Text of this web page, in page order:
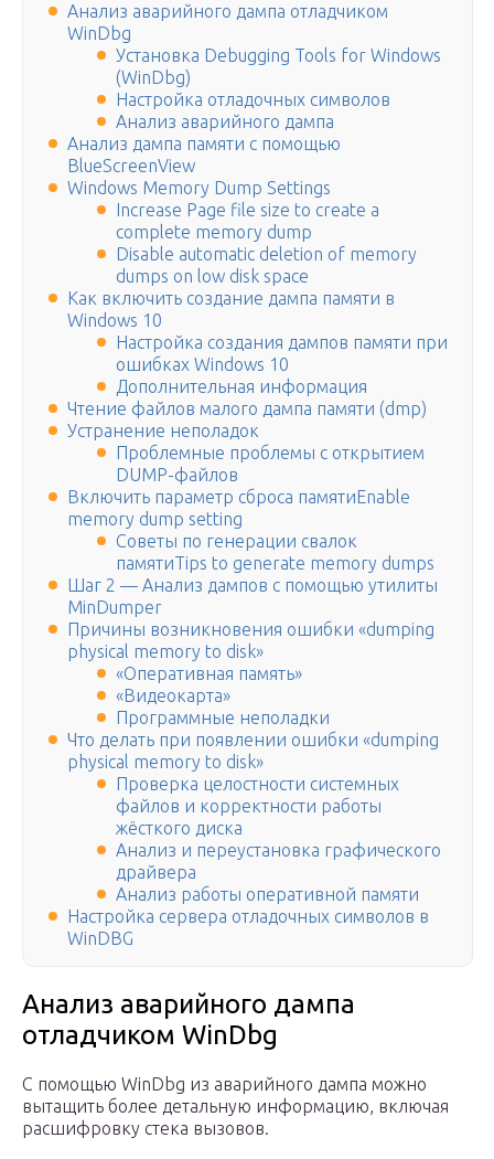
Анализ аварийного дампа отладчиком
WinDbg
Установка Debugging Tools for Windows
(WinDbg)
Настройка отладочных символов
Анализ аварийного дампа
Анализ дампа памяти с помощью
BlueScreenView
Windows Memory Dump Settings
Increase Page file size to create a
complete memory dump
Disable automatic deletion of memory
dumps on low disk space
Как включить создание дампа памяти в
Windows 10
Настройка создания дампов памяти при
ошибках Windows 10
Дополнительная информация
Чтение файлов малого дампа памяти (dmp)
Устранение неполадок
Проблемные проблемы с открытием
DUMP-файлов
Включить параметр сброса памятиEnable
memory dump setting
Советы по генерации свалок
памятиTips to generate memory dumps
Шаг 2 — Анализ дампов с помощью утилиты
MinDumper
Причины возникновения ошибки «dumping
physical memory to disk»
«Оперативная память»
«Видеокарта»
Программные неполадки
Что делать при появлении ошибки «dumping
physical memory to disk»
Проверка целостности системных
файлов и корректности работы
жёсткого диска
Анализ и переустановка графического
драйвера
Анализ работы оперативной памяти
Настройка сервера отладочных символов в
WinDBG
Анализ аварийного дампа
отладчиком WinDbg
С помощью WinDbg из аварийного дампа можно
вытащить более детальную информацию, включая
расшифровку стека вызовов.